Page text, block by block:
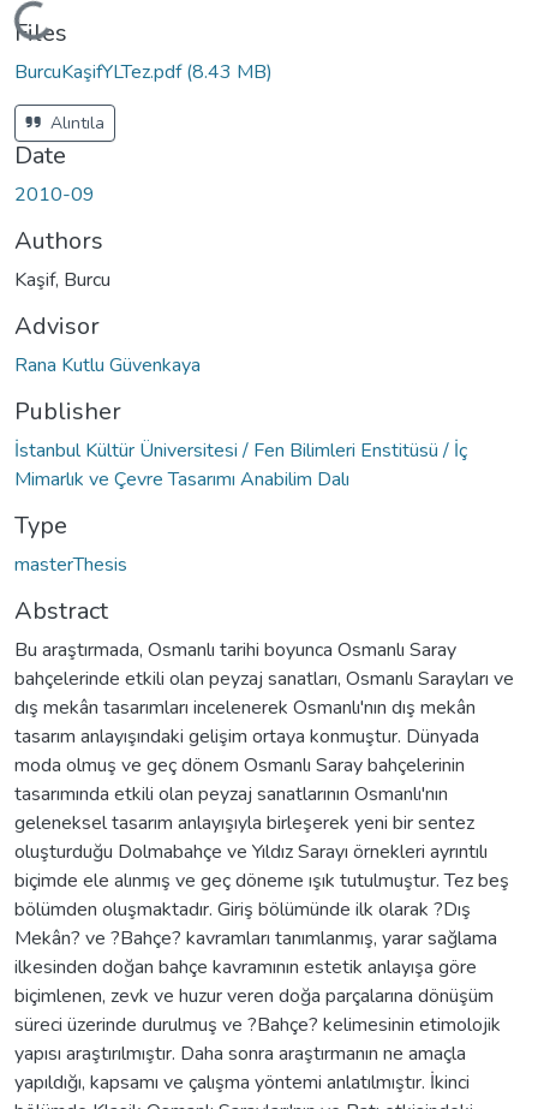
Files
BurcuKaşifYLTez.pdf(8.43 MB)
Alıntıla
Date
2010-09
Authors
Kaşif, Burcu
Advisor
Rana Kutlu Güvenkaya
Publisher
İstanbul Kültür Üniversitesi / Fen Bilimleri Enstitüsü / İç
Mimarlık ve Çevre Tasarımı Anabilim Dalı
Type
masterThesis
Abstract
Bu araştırmada, Osmanlı tarihi boyunca Osmanlı Saray
bahçelerinde etkili olan peyzaj sanatları, Osmanlı Sarayları ve
dış mekân tasarımları incelenerek Osmanlı'nın dış mekân
tasarım anlayışındaki gelişim ortaya konmuştur. Dünyada
moda olmuş ve geç dönem Osmanlı Saray bahçelerinin
tasarımında etkili olan peyzaj sanatlarının Osmanlı'nın
geleneksel tasarım anlayışıyla birleşerek yeni bir sentez
oluşturduğu Dolmabahçe ve Yıldız Sarayı örnekleri ayrıntılı
biçimde ele alınmış ve geç döneme ışık tutulmuştur. Tez beş
bölümden oluşmaktadır. Giriş bölümünde ilk olarak ?Dış
Mekân? ve ?Bahçe? kavramları tanımlanmış, yarar sağlama
ilkesinden doğan bahçe kavramının estetik anlayışa göre
biçimlenen, zevk ve huzur veren doğa parçalarına dönüşüm
süreci üzerinde durulmuş ve ?Bahçe? kelimesinin etimolojik
yapısı araştırılmıştır. Daha sonra araştırmanın ne amaçla
yapıldığı, kapsamı ve çalışma yöntemi anlatılmıştır. İkinci